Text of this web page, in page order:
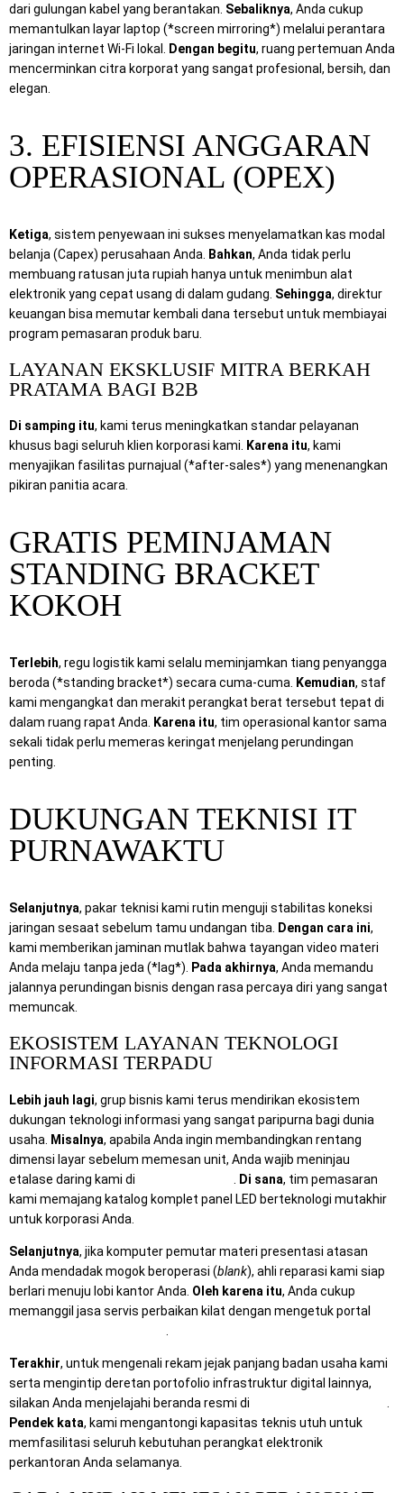
dari gulungan kabel yang berantakan. Sebaliknya, Anda cukup
memantulkan layar laptop (*screen mirroring*) melalui perantara
jaringan internet Wi-Fi lokal. Dengan begitu, ruang pertemuan Anda
mencerminkan citra korporat yang sangat profesional, bersih, dan
elegan.
3. EFISIENSI ANGGARAN
OPERASIONAL (OPEX)
Ketiga, sistem penyewaan ini sukses menyelamatkan kas modal
belanja (Capex) perusahaan Anda. Bahkan, Anda tidak perlu
membuang ratusan juta rupiah hanya untuk menimbun alat
elektronik yang cepat usang di dalam gudang. Sehingga, direktur
keuangan bisa memutar kembali dana tersebut untuk membiayai
program pemasaran produk baru.
LAYANAN EKSKLUSIF MITRA BERKAH
PRATAMA BAGI B2B
Di samping itu, kami terus meningkatkan standar pelayanan
khusus bagi seluruh klien korporasi kami.
Karena itu, kami
menyajikan fasilitas purnajual (*after-sales*) yang menenangkan
pikiran panitia acara.
GRATIS PEMINJAMAN
STANDING BRACKET
KOKOH
Terlebih, regu logistik kami selalu meminjamkan tiang penyangga
beroda (*standing bracket*) secara cuma-cuma.
Kemudian, staf
kami mengangkat dan merakit perangkat berat tersebut tepat di
dalam ruang rapat Anda.
Karena itu, tim operasional kantor sama
sekali tidak perlu memeras keringat menjelang perundingan
penting.
DUKUNGAN TEKNISI IT
PURNAWAKTU
Selanjutnya, pakar teknisi kami rutin menguji stabilitas koneksi
jaringan sesaat sebelum tamu undangan tiba.
Dengan cara ini,
kami memberikan jaminan mutlak bahwa tayangan video materi
Anda melaju tanpa jeda (*lag*).
Pada akhirnya, Anda memandu
jalannya perundingan bisnis dengan rasa percaya diri yang sangat
memuncak.
EKOSISTEM LAYANAN TEKNOLOGI
INFORMASI TERPADU
Lebih jauh lagi, grup bisnis kami terus mendirikan ekosistem
dukungan teknologi informasi yang sangat paripurna bagi dunia
usaha. Misalnya, apabila Anda ingin membandingkan rentang
dimensi layar sebelum memesan unit, Anda wajib meninjau
etalase daring kami di
Di sana, tim pemasaran
kami memajang katalog komplet panel LED berteknologi mutakhir
untuk korporasi Anda.
Selanjutnya, jika komputer pemutar materi presentasi atasan
Anda mendadak mogok beroperasi (blank), ahli reparasi kami siap
berlari menuju lobi kantor Anda. Oleh karena itu, Anda cukup
memanggil jasa servis perbaikan kilat dengan mengetuk portal
Terakhir, untuk mengenali rekam jejak panjang badan usaha kami
serta mengintip deretan portofolio infrastruktur digital lainnya,
silakan Anda menjelajahi beranda resmi di
Pendek kata, kami mengantongi kapasitas teknis utuh untuk
memfasilitasi seluruh kebutuhan perangkat elektronik
perkantoran Anda selamanya.